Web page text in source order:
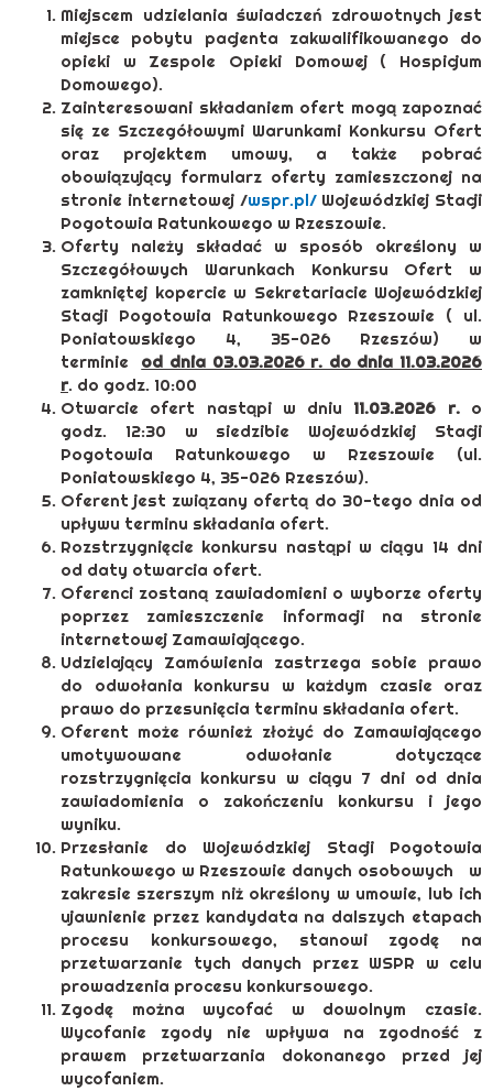
Miejscem udzielania świadczeń zdrowotnych jest
miejsce pobytu pacjenta zakwalifikowanego do
opieki w Zespole Opieki Domowej ( Hospicjum
Domowego).
Zainteresowani składaniem ofert mogą zapoznać
się ze Szczegółowymi Warunkami Konkursu Ofert
oraz projektem umowy, a także pobrać
obowiązujący formularz oferty zamieszczonej na
stronie internetowej /wspr.pl/Wojewódzkiej Stacji
Pogotowia Ratunkowego w Rzeszowie.
Oferty należy składać w sposób określony w
Szczegółowych Warunkach Konkursu Ofert w
zamkniętej kopercie w Sekretariacie Wojewódzkiej
Stacji Pogotowia Ratunkowego Rzeszowie ( ul.
Poniatowskiego 4, 35-026 Rzeszów) w
terminie od dnia 03.03.2026 r. do dnia 11.03.2026
r. do godz. 10:00
Otwarcie ofert nastąpi w dniu 11.03.2026 r.o
godz. 12:30 w siedzibie Wojewódzkiej Stacji
Pogotowia Ratunkowego w Rzeszowie (ul.
Poniatowskiego 4, 35-026 Rzeszów).
Oferent jest związany ofertą do 30-tego dnia od
upływu terminu składania ofert.
Rozstrzygnięcie konkursu nastąpi w ciągu 14 dni
od daty otwarcia ofert.
Oferenci zostaną zawiadomieni o wyborze oferty
poprzez zamieszczenie informacji na stronie
internetowej Zamawiającego.
Udzielający Zamówienia zastrzega sobie prawo
do odwołania konkursu w każdym czasie oraz
prawo do przesunięcia terminu składania ofert.
Oferent może również złożyć do Zamawiającego
umotywowane odwołanie dotyczące
rozstrzygnięcia konkursu w ciągu 7 dni od dnia
zawiadomienia o zakończeniu konkursu i jego
wyniku.
Przesłanie do Wojewódzkiej Stacji Pogotowia
Ratunkowego w Rzeszowie danych osobowych w
zakresie szerszym niż określony w umowie, lub ich
ujawnienie przez kandydata na dalszych etapach
procesu konkursowego, stanowi zgodę na
przetwarzanie tych danych przez WSPR w celu
prowadzenia procesu konkursowego.
Zgodę można wycofać w dowolnym czasie.
Wycofanie zgody nie wpływa na zgodność z
prawem przetwarzania dokonanego przed jej
wycofaniem.